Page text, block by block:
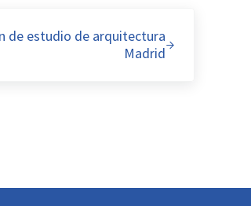
de estudio de arquitectura
Madrid